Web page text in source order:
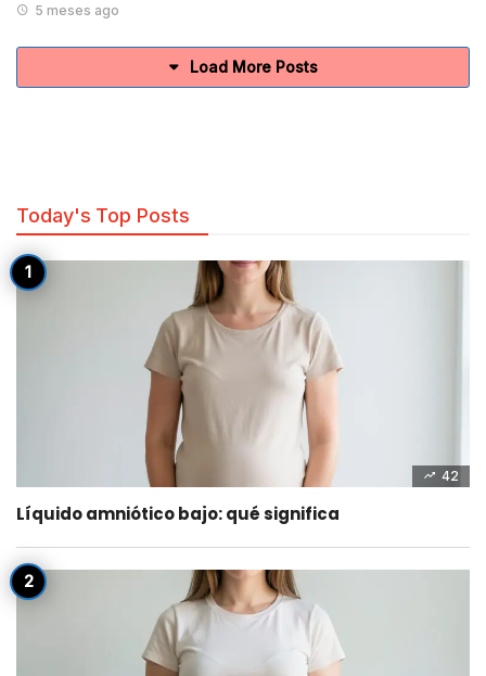
5 meses ago
Load More Posts
Today's Top Posts
42
Líquido amniótico bajo: qué significa